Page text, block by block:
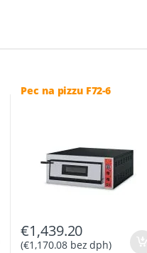
Pec na pizzu F72-6
€1,439.20
(€1,170.08 bez dph)